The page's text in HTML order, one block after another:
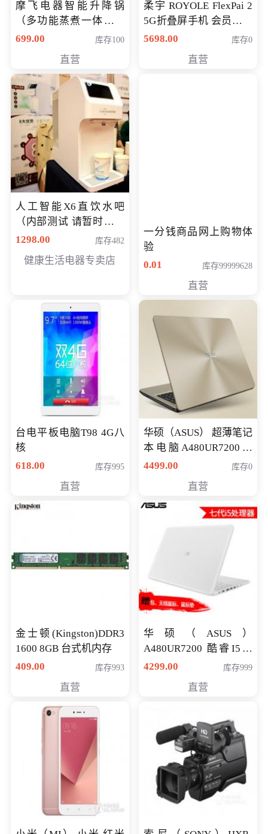
摩飞电器智能升降锅
（多功能蒸煮一体锅）
（智能升降养生锅） 会
699.00 库存100
直营
柔宇 ROYOLE FlexPai 2
5G折叠屏手机 会员专享
购买价格 4998元
5698.00 库存0
直营
人工智能X6直饮水吧
（内部测试 请暂时不要
购买）
1298.00 库存482
健康生活电器专卖店
一分钱商品网上购物体
验
0.01
库存99999628
直营
台电平板电脑T98 4G八
核
618.00
库存995
直营
华硕（ASUS） 超薄笔记
本电脑A480UR7200游
戏14英寸学生上网轻薄
GT930MX-
4499.00 库存0
直营
金士顿(Kingston)DDR3
1600 8GB 台式机内存
409.00
库存993
直营
华硕（ASUS）
A480UR7200 酷睿I5超
薄学生办公游戏独显笔
NV930-2G独
4299.00 库存999
直营